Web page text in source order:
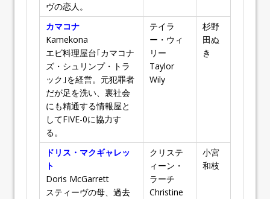
ヴの恋人。
カマコナ
Kamekona
エビ料理屋台｢カマコナ
ズ・シュリンプ・トラ
ック｣を経営。元犯罪者
だが足を洗い、裏社会
にも精通する情報屋と
してFIVE-0に協力す
る。
テイラ
ー・ウィ
リー
Taylor
Wily
杉野
田ぬ
き
ドリス・マクギャレッ
ト
Doris McGarrett
スティーヴの母、過去
クリステ
ィーン・
ラーチ
Christine
小宮
和枝